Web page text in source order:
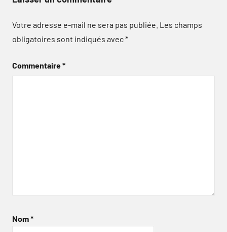
Votre adresse e-mail ne sera pas publiée. Les champs
obligatoires sont indiqués avec*
Commentaire*
Nom*